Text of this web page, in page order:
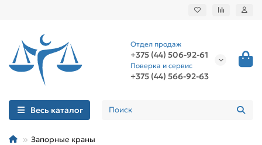
Отдел продаж
+375 (44) 506-92-61
Поверка и сервис
+375 (44) 566-92-63
Весь каталог
Запорные краны